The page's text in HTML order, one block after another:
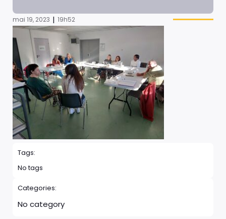
mai 19, 2023 | 19h52
Tags:
No tags
Categories:
No category